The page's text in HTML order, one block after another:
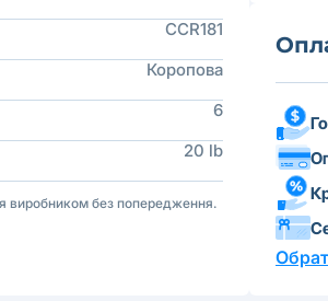
CCR181
Коропова
6
20 lb
виробником без попередження.